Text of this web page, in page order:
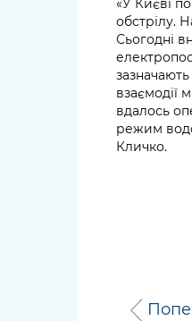
«У Києві
обстрілу.
Сьогодні
взаємодії
вдалось
режим
Кличко.